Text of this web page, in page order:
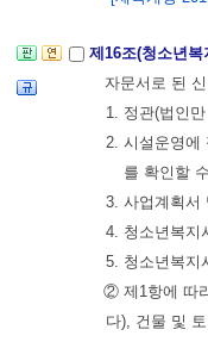
제16조(청소년
자문서로 된
1. 정관(법인
2. 시설운영에
를 확인할
3. 사업계획서
4. 청소년복지
5. 청소년복지
② 제1항에 따
다), 건물 및